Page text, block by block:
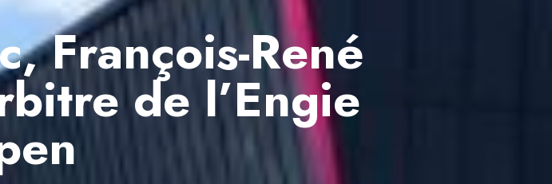
François-René
de l’Engie